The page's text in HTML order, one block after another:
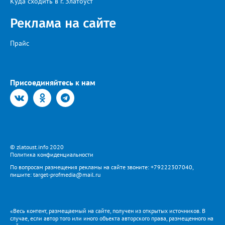
Реклама на сайте
Прайс
Присоединяйтесь к нам
© zlatoust.info 2020
Политика конфиденциальности
По вопросам размещения рекламы на сайте звоните: +79222307040,
пишите: target-profmedia@mail.ru
«Весь контент, размещаемый на сайте, получен из открытых источников. В
случае, если автор того или иного объекта авторского права, размещенного на